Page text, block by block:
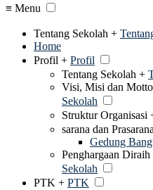
≡ Menu
Tentang Sekolah +
Home
Profil + Profil
Tentang Sekolah +
Visi, Misi dan
Sekolah
Struktur Organisasi
sarana dan
Gedung
Penghargaan
Sekolah
PTK + PTK